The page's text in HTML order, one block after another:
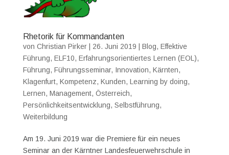
Rhetorik für Kommandanten
von Christian Pirker| 26. Juni 2019 | Blog, Effektive
Führung, ELF10, Erfahrungsorientiertes Lernen (EOL),
Führung, Führungsseminar, Innovation, Kärnten,
Klagenfurt, Kompetenz, Kunden, Learning by doing,
Lernen, Management, Österreich,
Persönlichkeitsentwicklung, Selbstführung,
Weiterbildung
Am 19. Juni 2019 war die Premiere für ein neues
Seminar an der Kärntner Landesfeuerwehrschule in